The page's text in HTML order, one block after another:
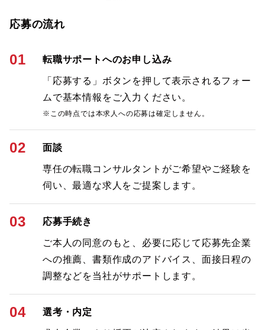
応募の流れ
01 転職サポートへのお申し込み
「応募する」ボタンを押して表示されるフォー
ムで基本情報をご入力ください。
※この時点では本求人への応募は確定しません。
02 面談
専任の転職コンサルタントがご希望やご経験を
伺い、最適な求人をご提案します。
03 応募手続き
ご本人の同意のもと、必要に応じて応募先企業
への推薦、書類作成のアドバイス、面接日程の
調整などを当社がサポートします。
04 選考・内定